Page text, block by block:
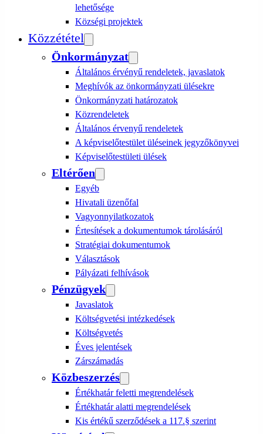
lehetősége
Községi projektek
Közzététel
Önkormányzat
Általános érvényű rendeletek, javaslatok
Meghívók az önkormányzati ülésekre
Önkormányzati határozatok
Közrendeletek
Általános érvenyű rendeletek
A képviselőtestület üléseinek jegyzőkönyvei
Képviselőtestületi ülések
Eltérően
Egyéb
Hivatali üzenőfal
Vagyonnyilatkozatok
Értesítések a dokumentumok tárolásáról
Stratégiai dokumentumok
Választások
Pályázati felhívások
Pénzügyek
Javaslatok
Költségvetési intézkedések
Költségvetés
Éves jelentések
Zárszámadás
Közbeszerzés
Értékhatár feletti megrendelések
Értékhatár alatti megrendelések
Kis értékű szerződések a 117.§ szerint